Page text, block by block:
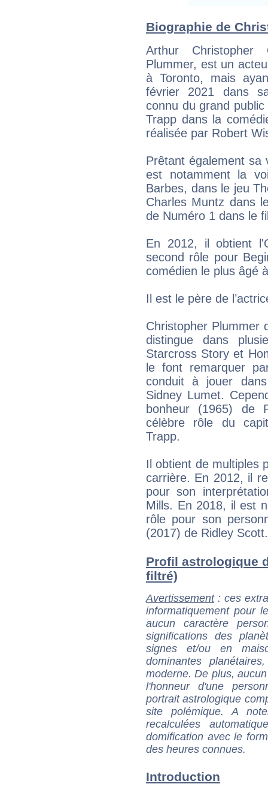
Biographie de
Arthur Christopher
Plummer, est un
à Toronto, mais
février 2021 dans
connu du grand
Trapp dans la
réalisée par Robert
Prêtant également sa
est notamment la
Barbes, dans le jeu
Charles Muntz dans
de Numéro 1 dans le
En 2012, il obtient
second rôle pour
comédien le plus âgé
Il est le père de
Christopher Plummer
distingue dans
Starcross Story et
le font remarquer
conduit à jouer
Sidney Lumet.
bonheur (1965) de
célèbre rôle du
Trapp.
Il obtient de multiples
carrière. En 2012, il
pour son
Mills. En 2018, il est
rôle pour son
(2017) de Ridley Scott.
Profil astrologique
filtré)
Avertissement: ces
informatiquement pour
aucun caractère
significations des
signes et/ou en
dominantes
moderne. De plus,
l'honneur d'une
portrait astrologique
site polémique. A
recalculées
domification avec le
des heures connues.
Introduction